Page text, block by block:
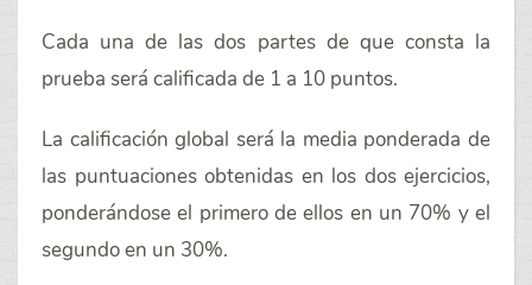
Cada una de las dos partes de que consta la
prueba será calificada de 1 a 10 puntos.
La calificación global será la media ponderada de
las puntuaciones obtenidas en los dos ejercicios,
ponderándose el primero de ellos en un 70% y el
segundo en un 30%.